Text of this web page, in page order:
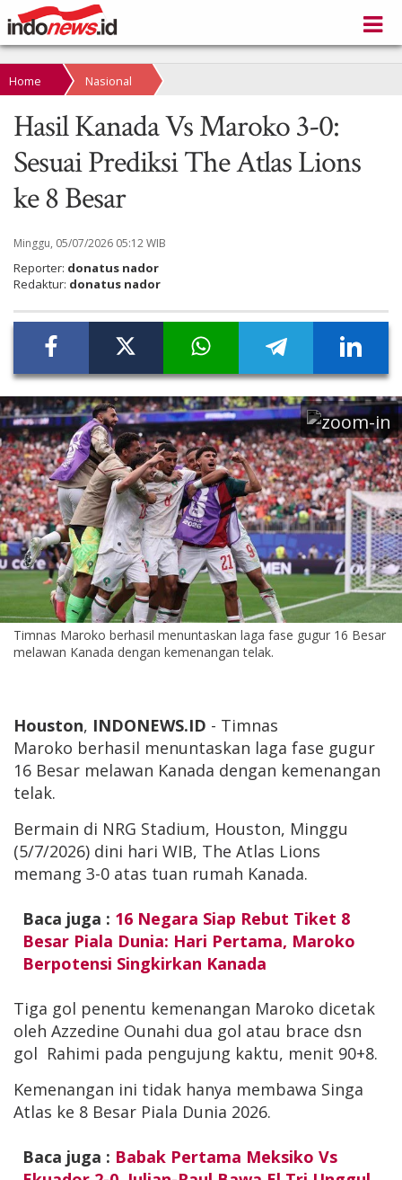
Home Nasional
Hasil Kanada Vs Maroko 3-0:
Sesuai Prediksi The Atlas Lions
ke 8 Besar
Minggu, 05/07/2026 05:12 WIB
Reporter: donatus nador
Redaktur: donatus nador
Timnas Maroko berhasil menuntaskan laga fase gugur 16 Besar
melawan Kanada dengan kemenangan telak.
Houston, INDONEWS.ID - Timnas
Maroko berhasil menuntaskan laga fase gugur
16 Besar melawan Kanada dengan kemenangan
telak.
Bermain di NRG Stadium, Houston, Minggu
(5/7/2026) dini hari WIB, The Atlas Lions
memang 3-0 atas tuan rumah Kanada.
Baca juga : 16 Negara Siap Rebut Tiket 8
Besar Piala Dunia: Hari Pertama, Maroko
Berpotensi Singkirkan Kanada
Tiga gol penentu kemenangan Maroko dicetak
oleh Azzedine Ounahi dua gol atau brace dsn
gol Rahimi pada pengujung kaktu, menit 90+8.
Kemenangan ini tidak hanya membawa Singa
Atlas ke 8 Besar Piala Dunia 2026.
Baca juga : Babak Pertama Meksiko Vs